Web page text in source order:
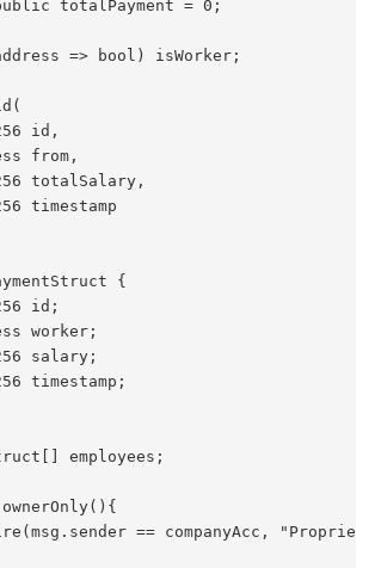
totalPayment = 0;
=> bool) isWorker;
id,
from,
totalSalary,
timestamp
{
id;
worker;
salary;
timestamp;
employees;
== companyAcc,